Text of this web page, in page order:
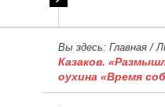
Вы здесь: Главная /
Казаков.
оухина «Время